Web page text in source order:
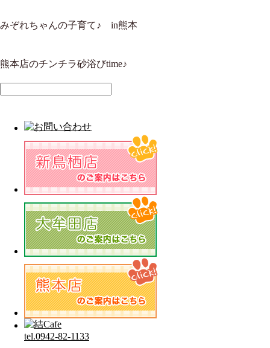
みぞれちゃんの子育て♪ in熊本
熊本店のチンチラ砂浴びtime♪
tel.0942-82-1133